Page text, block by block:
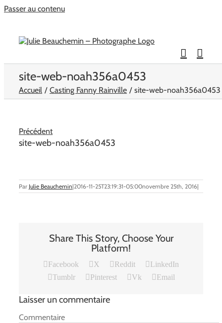
Passer au contenu
site-web-noah356a0453
Accueil Casting Fanny Rainville site-web-noah356a0453
Précédent
site-web-noah356a0453
Par Julie Beauchemin|2016-11-25T23:19:31-05:00novembre 25th, 2016|
Share This Story, Choose Your
Platform!
Facebook X Reddit
LinkedIn
Tumblr
Pinterest Vk Email
Laisser un commentaire
Commentaire